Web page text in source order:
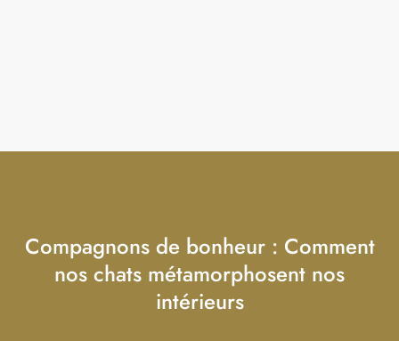
Compagnons de bonheur : Comment
nos chats métamorphosent nos
intérieurs